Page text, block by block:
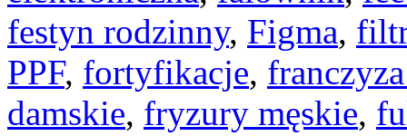
festyn rodzinny, Figma,
PPF, fortyfikacje,
damskie, fryzury męskie,